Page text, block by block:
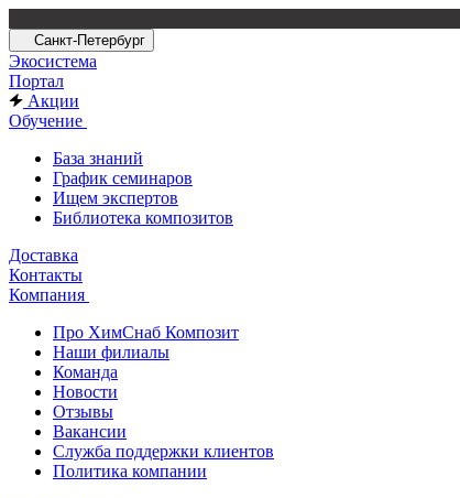
Санкт-Петербург
Экосистема
Портал
Акции
Обучение
База знаний
График семинаров
Ищем экспертов
Библиотека композитов
Доставка
Контакты
Компания
Про ХимСнаб Композит
Наши филиалы
Команда
Новости
Отзывы
Вакансии
Служба поддержки клиентов
Политика компании